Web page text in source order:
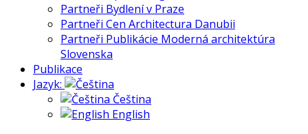
Partneři Bydlení v Praze
Partneři Cen Architectura Danubii
Partneři Publikácie Moderná architektúra
Slovenska
Publikace
Jazyk:
Čeština
English